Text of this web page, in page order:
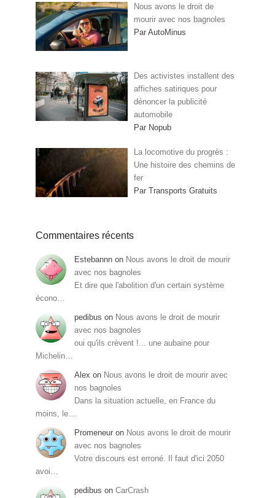
Nous avons le droit de
mourir avec nos bagnoles
Par AutoMinus
Des activistes installent des
affiches satiriques pour
dénoncer la publicité
automobile
Par Nopub
La locomotive du progrès :
Une histoire des chemins de
fer
Par Transports Gratuits
Commentaires récents
Estebannn on Nous avons le droit de mourir
avec nos bagnoles
Et dire que l'abolition d'un certain système
écono…
pedibus on Nous avons le droit de mourir
avec nos bagnoles
oui qu'ils crèvent !... une aubaine pour
Michelin…
Alex on Nous avons le droit de mourir avec
nos bagnoles
Dans la situation actuelle, en France du
moins, le…
Promeneur on Nous avons le droit de mourir
avec nos bagnoles
Votre discours est erroné. Il faut d'ici 2050
avoi…
pedibus on CarCrash